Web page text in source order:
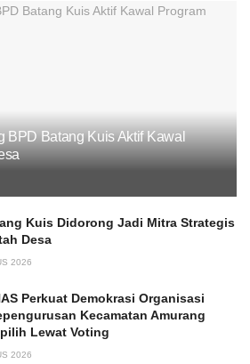
BPD Batang Kuis Aktif Kawal
Kuis Didorong Jadi Mitra Strategis
Desa
2026
Perkuat Demokrasi Organisasi
Kecamatan Amurang
Lewat Voting
2026